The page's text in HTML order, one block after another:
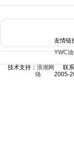
友情链
YWC
技术支持： 浪潮网
络
联系